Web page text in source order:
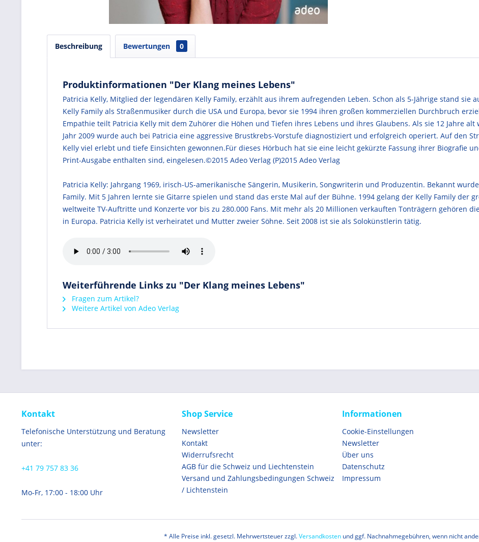
Beschreibung Bewertungen 0
Produktinformationen "Der Klang meines Lebens"
Patricia Kelly, Mitglied der legendären Kelly Family, erzählt aus ihrem aufregenden Leben. Schon als 5-Jährige stand sie
Kelly Family als Straßenmusiker durch die USA und Europa, bevor sie 1994 ihren großen kommerziellen Durchbruch
Empathie teilt Patricia Kelly mit dem Zuhörer die Höhen und Tiefen ihres Lebens und ihres Glaubens. Als sie 12 Jahre
Jahr 2009 wurde auch bei Patricia eine aggressive Brustkrebs-Vorstufe diagnostiziert und erfolgreich operiert. Auf den
Kelly viel erlebt und tiefe Einsichten gewonnen.Für dieses Hörbuch hat sie eine leicht gekürzte Fassung ihrer Biografie
Print-Ausgabe enthalten sind, eingelesen.©2015 Adeo Verlag (P)2015 Adeo Verlag
Patricia Kelly: Jahrgang 1969, irisch-US-amerikanische Sängerin, Musikerin, Songwriterin und Produzentin. Bekannt
Family. Mit 5 Jahren lernte sie Gitarre spielen und stand das erste Mal auf der Bühne. 1994 gelang der Kelly Family der
weltweite TV-Auftritte und Konzerte vor bis zu 280.000 Fans. Mit mehr als 20 Millionen verkauften Tonträgern gehören
in Europa. Patricia Kelly ist verheiratet und Mutter zweier Söhne. Seit 2008 ist sie als Solokünstlerin tätig.
Weiterführende Links zu "Der Klang meines Lebens"
Fragen zum Artikel?
Weitere Artikel von Adeo Verlag
Kontakt
Telefonische Unterstützung und Beratung
unter:
+41 79 757 83 36
Mo-Fr, 17:00 - 18:00 Uhr
Shop Service
Newsletter
Kontakt
Widerrufsrecht
AGB für die Schweiz und Liechtenstein
Versand und Zahlungsbedingungen Schweiz
/ Lichtenstein
Informationen
Cookie-Einstellungen
Newsletter
Über uns
Datenschutz
Impressum
* Alle Preise inkl. gesetzl. Mehrwertsteuer zzgl.Versandkostenund ggf. Nachnahmegebühren, wenn nicht